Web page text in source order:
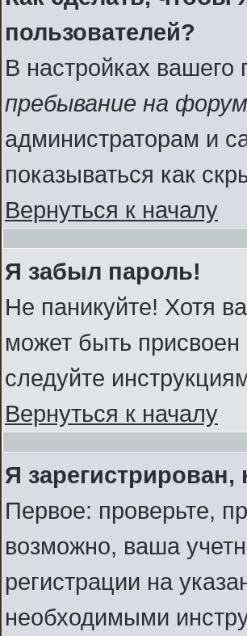
пользователей?
В настройках
пребывание на
администраторам и
показываться как
Вернуться к началу
Я забыл пароль!
Не паникуйте! Хотя
может быть
следуйте
Вернуться к началу
Я
Первое: проверьте,
возможно, ваша
регистрации на
необходимыми